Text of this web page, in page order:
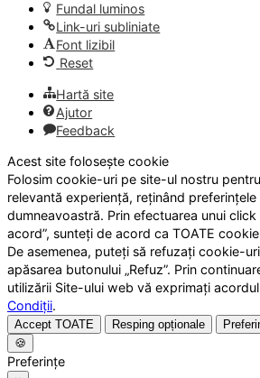
Fundal luminos
Link-uri subliniate
Font lizibil
Reset
Hartă site
Ajutor
Feedback
Acest site folosește cookie
Folosim cookie-uri pe site-ul nostru
relevantă experiență, reținând preferințele
dumneavoastră. Prin efectuarea unui
acord”, sunteți de acord ca TOATE
De asemenea, puteți să refuzați cookie-
apăsarea butonului „Refuz”. Prin
utilizării Site-ului web vă exprimați
Condiții.
Accept TOATE Resping opționale
🍪
Preferințe